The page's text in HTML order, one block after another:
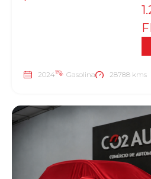
2024 Gasolina 28788 kms